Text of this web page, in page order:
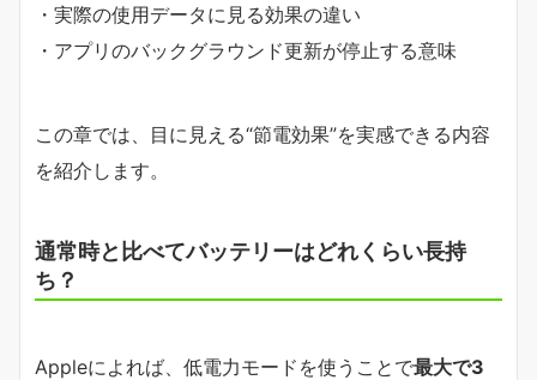
・実際の使用データに見る効果の違い
・アプリのバックグラウンド更新が停止する意味
この章では、目に見える“節電効果”を実感できる内容
を紹介します。
通常時と比べてバッテリーはどれくらい長持
ち？
Appleによれば、低電力モードを使うことで最大で3